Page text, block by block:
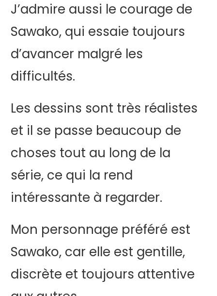
J’admire aussi le courage de
Sawako, qui essaie toujours
d’avancer malgré les
difficultés.
Les dessins sont très réalistes
et il se passe beaucoup de
choses tout au long de la
série, ce qui la rend
intéressante à regarder.
Mon personnage préféré est
Sawako, car elle est gentille,
discrète et toujours attentive